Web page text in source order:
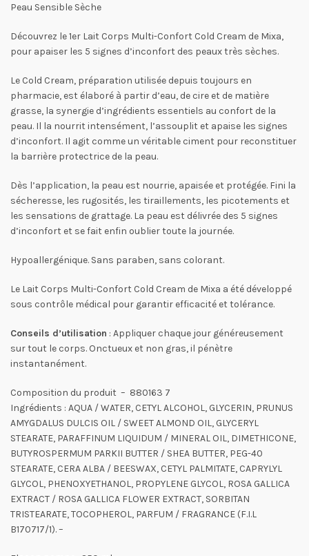
Peau Sensible Sèche
Découvrez le 1er Lait Corps Multi-Confort Cold Cream de Mixa,
pour apaiser les 5 signes d’inconfort des peaux très sèches.
Le Cold Cream, préparation utilisée depuis toujours en
pharmacie, est élaboré à partir d’eau, de cire et de matière
grasse, la synergie d’ingrédients essentiels au confort de la
peau. Il la nourrit intensément, l’assouplit et apaise les signes
d’inconfort. Il agit comme un véritable ciment pour reconstituer
la barrière protectrice de la peau.
Dès l’application, la peau est nourrie, apaisée et protégée. Fini la
sécheresse, les rugosités, les tiraillements, les picotements et
les sensations de grattage. La peau est délivrée des 5 signes
d’inconfort et se fait enfin oublier toute la journée.
Hypoallergénique. Sans paraben, sans colorant.
Le Lait Corps Multi-Confort Cold Cream de Mixa a été développé
sous contrôle médical pour garantir efficacité et tolérance.
Conseils d’utilisation : Appliquer chaque jour généreusement
sur tout le corps. Onctueux et non gras, il pénètre
instantanément.
Composition du produit – 880163 7
Ingrédients : AQUA / WATER, CETYL ALCOHOL, GLYCERIN, PRUNUS
AMYGDALUS DULCIS OIL / SWEET ALMOND OIL, GLYCERYL
STEARATE, PARAFFINUM LIQUIDUM / MINERAL OIL, DIMETHICONE,
BUTYROSPERMUM PARKII BUTTER / SHEA BUTTER, PEG-40
STEARATE, CERA ALBA / BEESWAX, CETYL PALMITATE, CAPRYLYL
GLYCOL, PHENOXYETHANOL, PROPYLENE GLYCOL, ROSA GALLICA
EXTRACT / ROSA GALLICA FLOWER EXTRACT, SORBITAN
TRISTEARATE, TOCOPHEROL, PARFUM / FRAGRANCE (F.I.L
B170717/1). –